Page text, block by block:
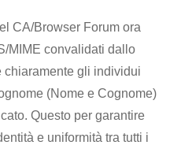
CA/Browser Forum ora
MIME convalidati dallo
chiaramente gli individui
(Nome e Cognome)
Questo per garantire
e uniformità tra tutti i